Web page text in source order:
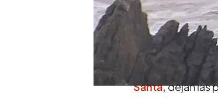
borrasca
Tarragona , un
que se ha
también. Las
Santa,dejan las